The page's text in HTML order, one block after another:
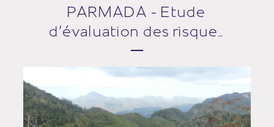
PARMADA - Etude
d’évaluation des risque…